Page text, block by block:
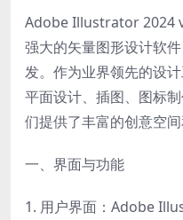
Adobe Illustrator 2024
强大的矢量图形设计软
发。作为业界领先的设
平面设计、插图、图标
们提供了丰富的创意空间
一、界面与功能
1. 用户界面：Adobe